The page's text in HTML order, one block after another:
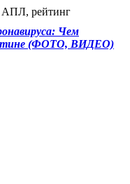
Чем
(ФОТО, ВИДЕО)